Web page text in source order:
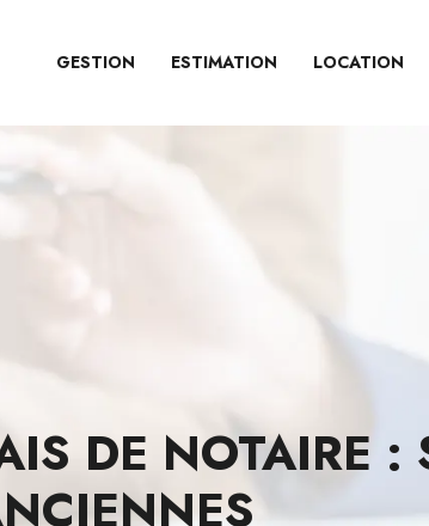
GESTION ESTIMATION LOCATION
DE NOTAIRE :